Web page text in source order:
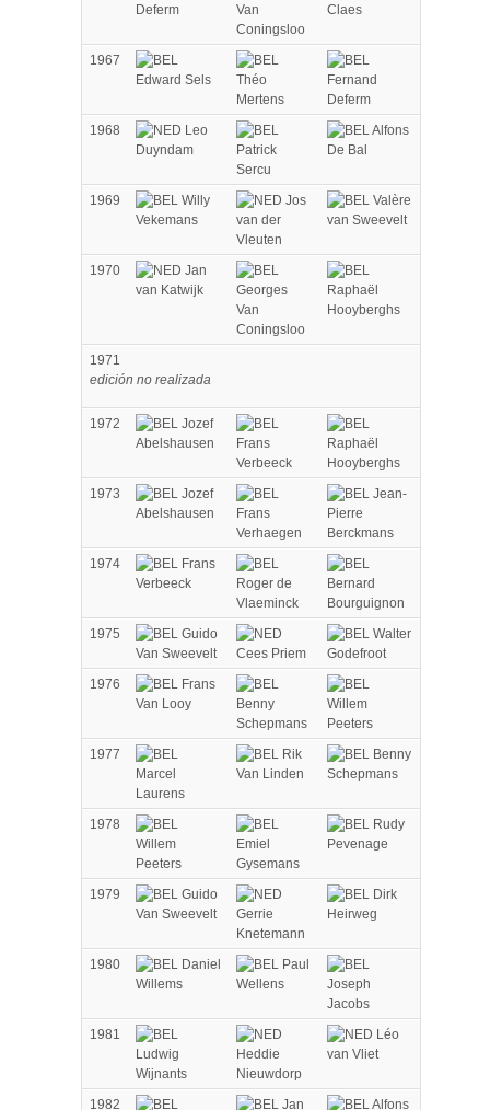
Deferm
Van
Coningsloo
Claes
1967
Edward Sels
Théo
Mertens
Fernand
Deferm
1968
Leo
Duyndam
Patrick
Sercu
Alfons
De Bal
1969
Willy
Vekemans
Jos
van der
Vleuten
Valère
van Sweevelt
1970
Jan
van Katwijk
Georges
Van
Coningsloo
Raphaël
Hooyberghs
1971
edición no realizada
1972
Jozef
Abelshausen
Frans
Verbeeck
Raphaël
Hooyberghs
1973
Jozef
Abelshausen
Frans
Verhaegen
Jean-
Pierre
Berckmans
1974
Frans
Verbeeck
Roger de
Vlaeminck
Bernard
Bourguignon
1975
Guido
Van Sweevelt
Cees Priem
Walter
Godefroot
1976
Frans
Van Looy
Benny
Schepmans
Willem
Peeters
1977
Marcel
Laurens
Rik
Van Linden
Benny
Schepmans
1978
Willem
Peeters
Emiel
Gysemans
Rudy
Pevenage
1979
Guido
Van Sweevelt
Gerrie
Knetemann
Dirk
Heirweg
1980
Daniel
Willems
Paul
Wellens
Joseph
Jacobs
1981
Ludwig
Wijnants
Heddie
Nieuwdorp
Léo
van Vliet
1982
Jan
Alfons